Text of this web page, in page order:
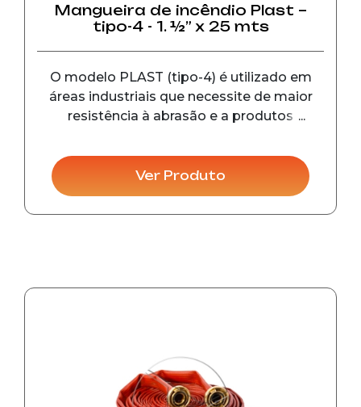
Mangueira de incêndio Plast –
tipo-4 - 1. ½” x 25 mts
O modelo PLAST (tipo-4) é utilizado em
áreas industriais que necessite de maior
resistência à abrasão e a produtos
de 45 mm (1. ½”) e 65 mm (2.1/2”), pressão
de trabalho de 14 kgf/cm², pressão de
prova 28 kgf/cm², pr
Ver Produto